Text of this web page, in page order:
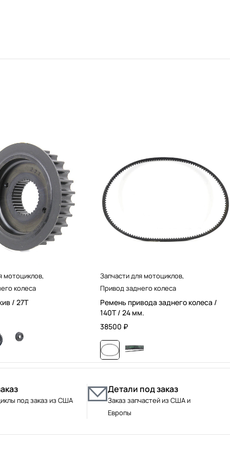
мотоциклов,
колеса
/ 27T
Запчасти для мотоциклов,
Привод заднего колеса
Ремень привода заднего колеса /
140T / 24 мм.
38500 ₽
под заказ из США
Детали под заказ
Заказ запчастей из США и
Европы